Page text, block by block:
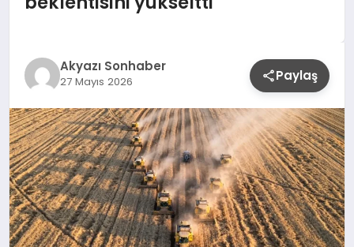
EKONOMI
TEKNOLOJI
YAŞAM
Akyazı Sonhaber
27 Mayıs 2026 Paylaş